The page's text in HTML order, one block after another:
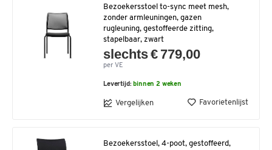
Bezoekersstoel to-sync meet mesh,
zonder armleuningen, gazen
rugleuning, gestoffeerde zitting,
stapelbaar, zwart
slechts € 779,00
per VE
Levertijd:binnen 2 weken
Vergelijken Favorietenlijst
Bezoekersstoel, 4-poot, gestoffeerd,